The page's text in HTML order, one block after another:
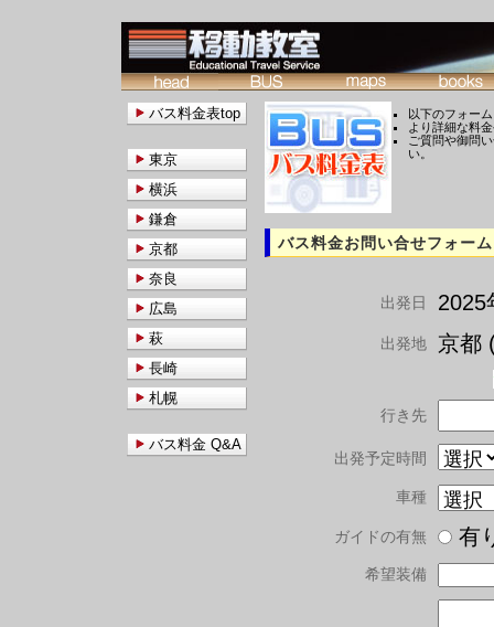
以下のフォー
より詳細な料
ご質問や御問
い。
バス料金お問い合せフォーム
出発日 2025
出発地 京都
行き先
出発予定時間
車種
ガイドの有無
希望装備
バス料金表top
東京
横浜
鎌倉
京都
奈良
広島
萩
長崎
札幌
バス料金 Q&A